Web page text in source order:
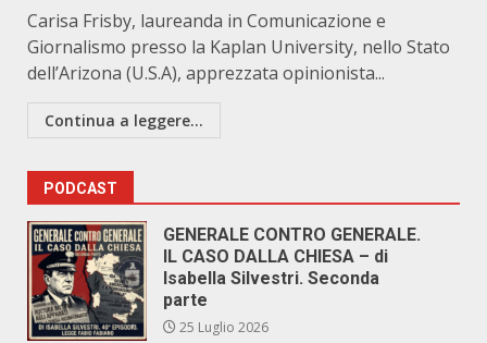
Carisa Frisby, laureanda in Comunicazione e
Giornalismo presso la Kaplan University, nello Stato
dell’Arizona (U.S.A), apprezzata opinionista...
Continua a leggere...
PODCAST
GENERALE CONTRO GENERALE.
IL CASO DALLA CHIESA – di
Isabella Silvestri. Seconda
parte
25 Luglio 2026